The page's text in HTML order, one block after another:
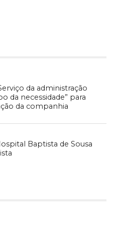
da administração
da necessidade” para
da companhia
Baptista de Sousa